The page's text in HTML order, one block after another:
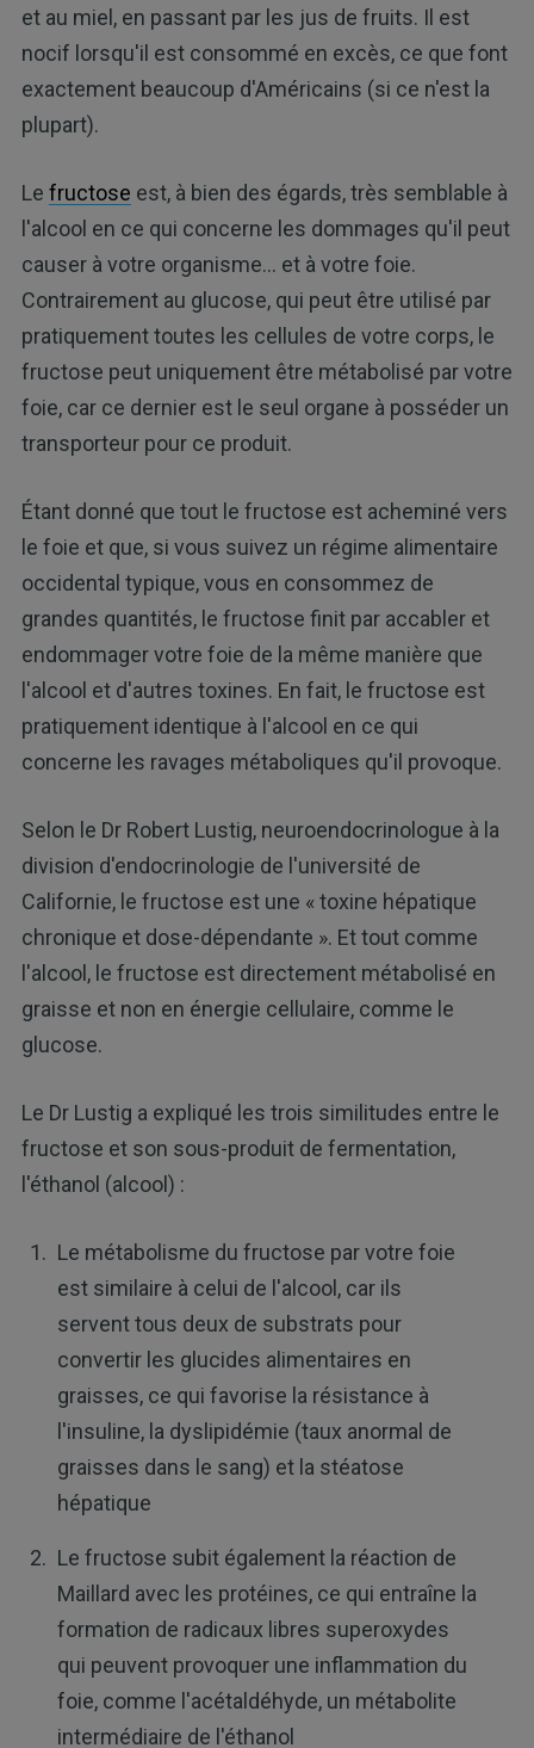
et au miel, en passant par les jus de fruits. Il est
nocif lorsqu'il est consommé en excès, ce que font
exactement beaucoup d'Américains (si ce n'est la
plupart).
Le fructose est, à bien des égards, très semblable à
l'alcool en ce qui concerne les dommages qu'il peut
causer à votre organisme... et à votre foie.
Contrairement au glucose, qui peut être utilisé par
pratiquement toutes les cellules de votre corps, le
fructose peut uniquement être métabolisé par votre
foie, car ce dernier est le seul organe à posséder un
transporteur pour ce produit.
Étant donné que tout le fructose est acheminé vers
le foie et que, si vous suivez un régime alimentaire
occidental typique, vous en consommez de
grandes quantités, le fructose finit par accabler et
endommager votre foie de la même manière que
l'alcool et d'autres toxines. En fait, le fructose est
pratiquement identique à l'alcool en ce qui
concerne les ravages métaboliques qu'il provoque.
Selon le Dr Robert Lustig, neuroendocrinologue à la
division d'endocrinologie de l'université de
Californie, le fructose est une « toxine hépatique
chronique et dose-dépendante ». Et tout comme
l'alcool, le fructose est directement métabolisé en
graisse et non en énergie cellulaire, comme le
glucose.
Le Dr Lustig a expliqué les trois similitudes entre le
fructose et son sous-produit de fermentation,
l'éthanol (alcool) :
Le métabolisme du fructose par votre foie
est similaire à celui de l'alcool, car ils
servent tous deux de substrats pour
convertir les glucides alimentaires en
graisses, ce qui favorise la résistance à
l'insuline, la dyslipidémie (taux anormal de
graisses dans le sang) et la stéatose
hépatique
Le fructose subit également la réaction de
Maillard avec les protéines, ce qui entraîne la
formation de radicaux libres superoxydes
qui peuvent provoquer une inflammation du
foie, comme l'acétaldéhyde, un métabolite
intermédiaire de l'éthanol